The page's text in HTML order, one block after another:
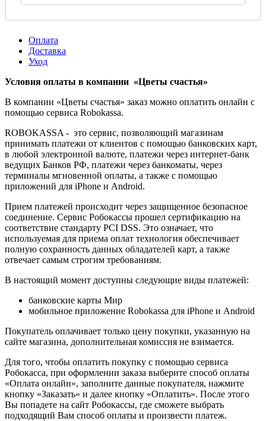
Оплата
Доставка
Уход
Условия оплаты в компании «Цветы счастья»
В компании «Цветы счастья» заказ можно оплатить онлайн с
помощью сервиса Robokassa.
ROBOKASSA - это сервис, позволяющий магазинам
принимать платежи от клиентов с помощью банковских карт,
в любой электронной валюте, платежи через интернет-банк
ведущих Банков РФ, платежи через банкоматы, через
терминалы мгновенной оплаты, а также с помощью
приложений для iPhone и Android.
Прием платежей происходит через защищенное безопасное
соединение. Сервис Робокассы прошел сертификацию на
соответствие стандарту PCI DSS. Это означает, что
используемая для приема оплат технология обеспечивает
полную сохранность данных обладателей карт, а также
отвечает самым строгим требованиям.
В настоящий момент доступны следующие виды платежей:
банковские карты Мир
мобильное приложение Robokassa для iPhone и Android
Покупатель оплачивает только цену покупки, указанную на
сайте магазина, дополнительная комиссия не взимается.
Для того, чтобы оплатить покупку с помощью сервиса
Робокасса, при оформлении заказа выберите способ оплаты
«Оплата онлайн», заполните данные покупателя, нажмите
кнопку «Заказать» и далее кнопку «Оплатить». После этого
Вы попадете на сайт Робокассы, где сможете выбрать
подходящий Вам способ оплаты и произвести платеж.